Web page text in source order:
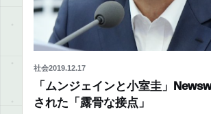
社会2019.12.17
「ムンジェインと小室圭」
された「露骨な接点」